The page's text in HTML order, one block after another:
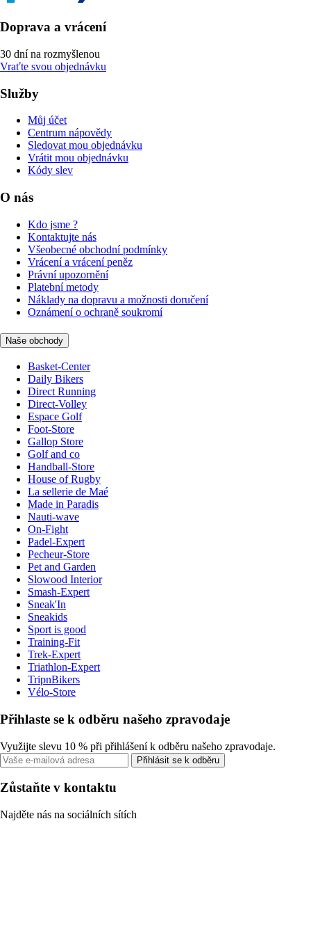
Doprava a vrácení
30 dní na rozmyšlenou
Vraťte svou objednávku
Služby
Můj účet
Centrum nápovědy
Sledovat mou objednávku
Vrátit mou objednávku
Kódy slev
O nás
Kdo jsme ?
Kontaktujte nás
Všeobecné obchodní podmínky
Vrácení a vrácení peněz
Právní upozornění
Platební metody
Náklady na dopravu a možnosti doručení
Oznámení o ochraně soukromí
Naše obchody
Basket-Center
Daily Bikers
Direct Running
Direct-Volley
Espace Golf
Foot-Store
Gallop Store
Golf and co
Handball-Store
House of Rugby
La sellerie de Maé
Made in Paradis
Nauti-wave
On-Fight
Padel-Expert
Pecheur-Store
Pet and Garden
Slowood Interior
Smash-Expert
Sneak'In
Sneakids
Sport is good
Training-Fit
Trek-Expert
Triathlon-Expert
TripnBikers
Vélo-Store
Přihlaste se k odběru našeho zpravodaje
Využijte slevu 10 % při přihlášení k odběru našeho zpravodaje.
Přihlásit se k odběru
Zůstaňte v kontaktu
Najděte nás na sociálních sítích